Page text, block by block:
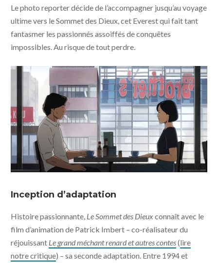
Le photo reporter décide de l’accompagner jusqu’au voyage
ultime vers le Sommet des Dieux, cet Everest qui fait tant
fantasmer les passionnés assoiffés de conquêtes
impossibles. Au risque de tout perdre.
/ Mélusine Productions / France 3 Cinéma / AuRA
Inception d’adaptation
Histoire passionnante, Le Sommet des Dieuxconnaît avec le
film d’animation de Patrick Imbert – co-réalisateur du
réjouissant Le grand méchant renard et autres contes(lire
notre critique) – sa seconde adaptation. Entre 1994 et